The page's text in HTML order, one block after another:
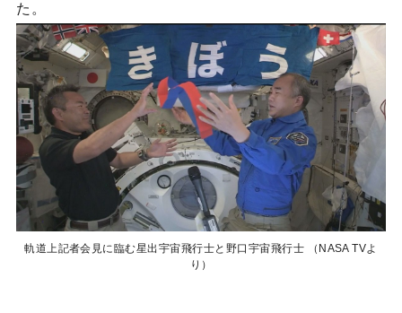
た。
軌道上記者会見に臨む星出宇宙飛行士と野口宇宙飛行士 （NASA TVよ
り）